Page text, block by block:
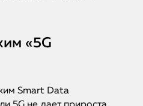
«5G
Smart Data